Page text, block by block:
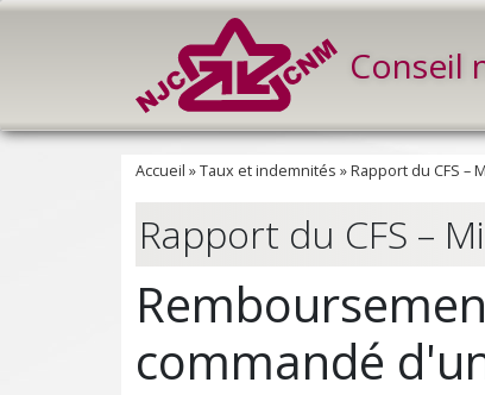
Conseil
Accueil »Taux et indemnités »Rapport du CFS –
Rapport du CFS –
commandé